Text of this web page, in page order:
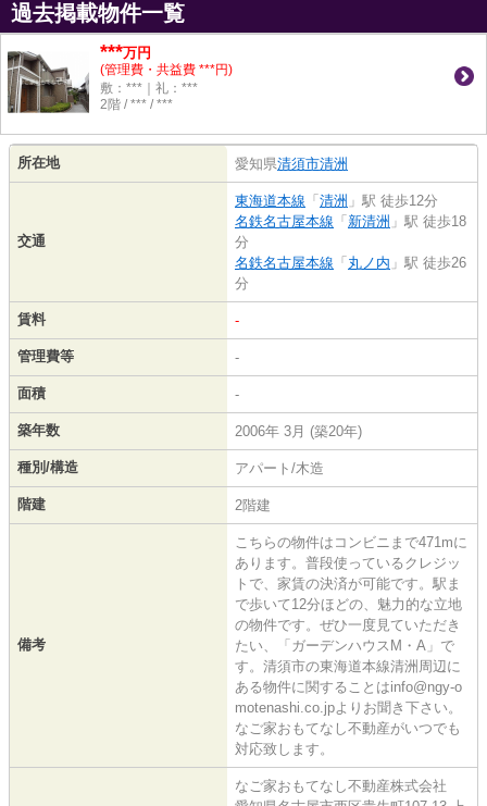
過去掲載物件一覧
***万円
(管理費・共益費 ***円)
敷：***｜礼：***
2階 / *** / ***
所在地 愛知県清須市清洲
交通
東海道本線 「 清洲 」駅 徒歩12分
名鉄名古屋本線 「 新清洲 」駅 徒歩18
分
名鉄名古屋本線 「 丸ノ内 」駅 徒歩26
分
賃料 -
管理費等 -
面積 -
築年数 2006年 3月 (築20年)
種別/構造 アパート/木造
階建 2階建
備考
こちらの物件はコンビニまで471mに
あります。普段使っているクレジッ
トで、家賃の決済が可能です。駅ま
で歩いて12分ほどの、魅力的な立地
の物件です。ぜひ一度見ていただき
たい、「ガーデンハウスM・A」で
す。清須市の東海道本線清洲周辺に
ある物件に関することはinfo@ngy-o
motenashi.co.jpよりお聞き下さい。
なご家おもてなし不動産がいつでも
対応致します。
なご家おもてなし不動産株式会社